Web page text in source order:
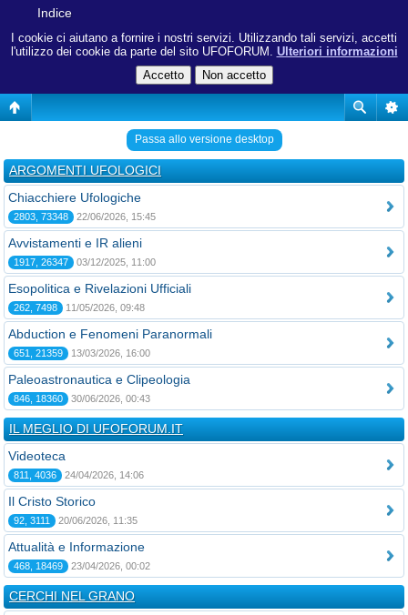
I cookie ci aiutano a fornire i nostri servizi. Utilizzando tali servizi, accetti
l'utilizzo dei cookie da parte del sito UFOFORUM. Ulteriori informazioni
Indice
Passa allo versione desktop
ARGOMENTI UFOLOGICI
Chiacchiere Ufologiche
2803, 73348 22/06/2026, 15:45
Avvistamenti e IR alieni
1917, 26347 03/12/2025, 11:00
Esopolitica e Rivelazioni Ufficiali
262, 7498 11/05/2026, 09:48
Abduction e Fenomeni Paranormali
651, 21359 13/03/2026, 16:00
Paleoastronautica e Clipeologia
846, 18360 30/06/2026, 00:43
IL MEGLIO DI UFOFORUM.IT
Videoteca
811, 4036 24/04/2026, 14:06
Il Cristo Storico
92, 3111 20/06/2026, 11:35
Attualità e Informazione
468, 18469 23/04/2026, 00:02
CERCHI NEL GRANO